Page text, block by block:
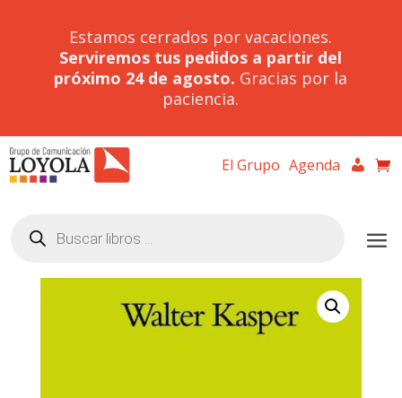
Estamos cerrados por vacaciones.
Serviremos tus pedidos a partir del
próximo 24 de agosto. Gracias por la
paciencia.
El Grupo Agenda
productos